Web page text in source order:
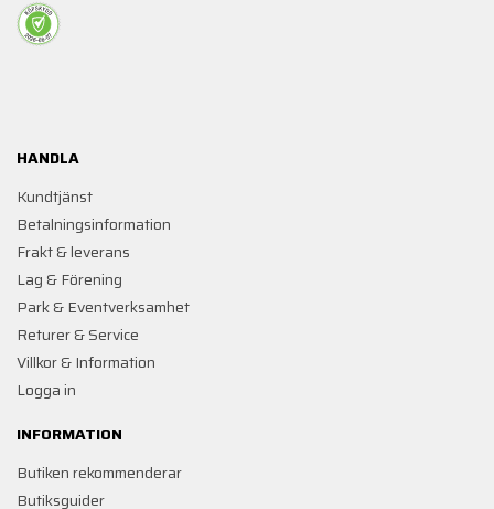
HANDLA
Kundtjänst
Betalningsinformation
Frakt & leverans
Lag & Förening
Park & Eventverksamhet
Returer & Service
Villkor & Information
Logga in
INFORMATION
Butiken rekommenderar
Butiksguider